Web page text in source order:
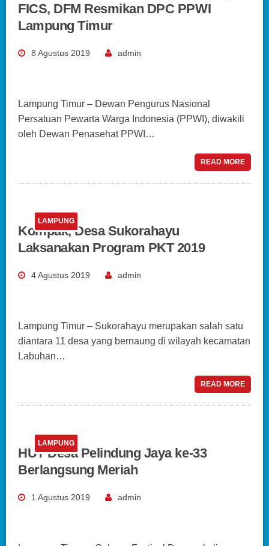
FICS, DFM Resmikan DPC PPWI
Lampung Timur
8 Agustus 2019 admin
Lampung Timur – Dewan Pengurus Nasional
Persatuan Pewarta Warga Indonesia (PPWI), diwakili
oleh Dewan Penasehat PPWI…
READ MORE
LAMPUNG
Kompak, Desa Sukorahayu
Laksanakan Program PKT 2019
4 Agustus 2019 admin
Lampung Timur – Sukorahayu merupakan salah satu
diantara 11 desa yang bernaung di wilayah kecamatan
Labuhan…
READ MORE
LAMPUNG
HUT Desa Pelindung Jaya ke-33
Berlangsung Meriah
1 Agustus 2019 admin